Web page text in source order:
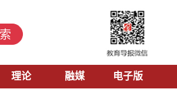
理论 融媒 电子版